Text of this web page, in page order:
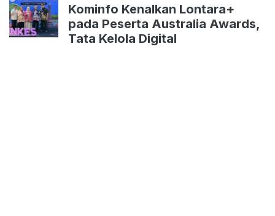
Kominfo Kenalkan Lontara+
pada Peserta Australia Awards,
Tata Kelola Digital